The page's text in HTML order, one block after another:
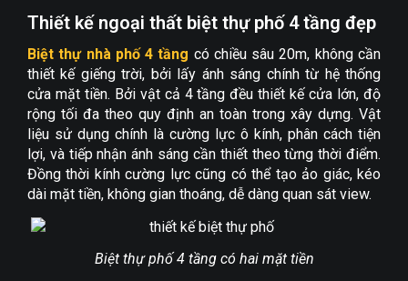
Thiết kế ngoại thất biệt thự phố 4 tầng đẹp
Biệt thự nhà phố 4 tầng có chiều sâu 20m, không cần
thiết kế giếng trời, bởi lấy ánh sáng chính từ hệ thống
cửa mặt tiền. Bởi vật cả 4 tầng đều thiết kế cửa lớn, độ
rộng tối đa theo quy định an toàn trong xây dựng. Vật
liệu sử dụng chính là cường lực ô kính, phân cách tiện
lợi, và tiếp nhận ánh sáng cần thiết theo từng thời điểm.
Đồng thời kính cường lực cũng có thể tạo ảo giác, kéo
dài mặt tiền, không gian thoáng, dễ dàng quan sát view.
Biệt thự phố 4 tầng có hai mặt tiền